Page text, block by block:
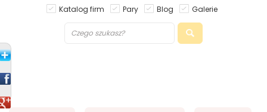
Katalog firm Pary Blog Galerie